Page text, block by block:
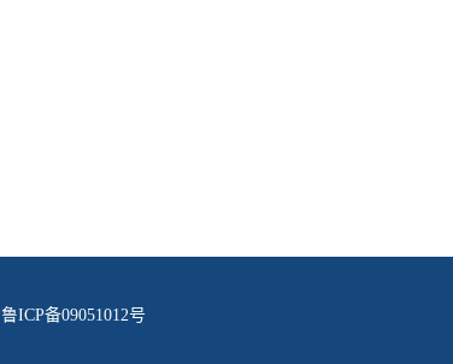
鲁ICP备09051012号